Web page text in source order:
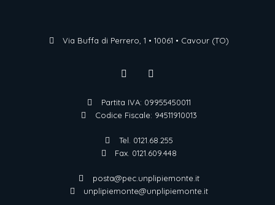
Via Buffa di Perrero, 1 • 10061 • Cavour (TO)
Partita IVA: 09955450011
Codice Fiscale: 94511910013
Tel. 0121.68.255
Fax. 0121.609.448
posta@pec.unplipiemonte.it
unplipiemonte@unplipiemonte.it